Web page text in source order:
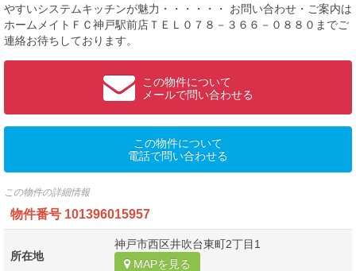
やすいシステムキッチンが魅力・・・・・・ お問い合わせ・ご案内は
ホームメイトＦＣ神戸駅前店ＴＥＬ０７８－３６６－０８８０までご
連絡お待ちしております。
この物件について
メールで問い合わせる
この物件について
電話で問い合わせる
この物件の詳細情報
物件番号 101396015957
所在地
神戸市西区井吹台東町2丁目1
MAPを見る